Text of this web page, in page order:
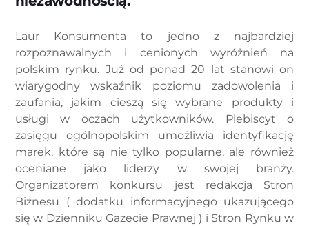
Laur Konsumenta to jedno z najbardziej
rozpoznawalnych i cenionych wyróżnień na
polskim rynku. Już od ponad 20 lat stanowi on
wiarygodny wskaźnik poziomu zadowolenia i
zaufania, jakim cieszą się wybrane produkty i
usługi w oczach użytkowników. Plebiscyt o
zasięgu ogólnopolskim umożliwia identyfikację
marek, które są nie tylko popularne, ale również
oceniane jako liderzy w swojej branży.
Organizatorem konkursu jest redakcja Stron
Biznesu ( dodatku informacyjnego ukazującego
się w Dzienniku Gazecie Prawnej ) i Stron Rynku w